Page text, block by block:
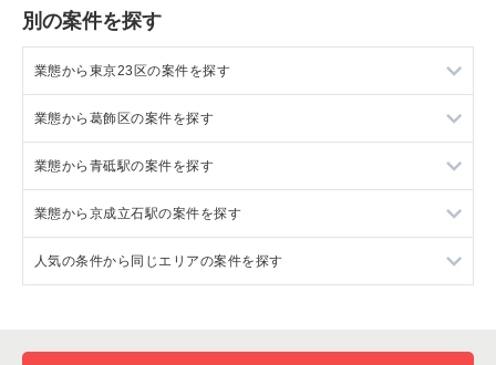
別の案件を探す
業態から東京23区の案件を探す
東京23区のラーメンの居抜き売却物件の案件一覧
東京23区のフランス料理の居抜き売却物件の案件一覧
東京23区のイタリア料理の居抜き売却物件の案件一覧
東京23区の中華の居抜き売却物件の案件一覧
東京23区の寿司の居抜き売却物件の案件一覧
業態から葛飾区の案件を探す
葛飾区のラーメンの居抜き売却物件の案件一覧
葛飾区のイタリア料理の居抜き売却物件の案件一覧
葛飾区の中華の居抜き売却物件の案件一覧
葛飾区の鉄板焼き・お好み焼の居抜き売却物件の案件一覧
業態から青砥駅の案件を探す
青砥駅の中華の居抜き売却物件の案件一覧
青砥駅のアジア料理の居抜き売却物件の案件一覧
青砥駅の居酒屋・ダイニングバーの居抜き売却物件の案件一覧
業態から京成立石駅の案件を探す
京成立石駅の中華の居抜き売却物件の案件一覧
京成立石駅のカフェの居抜き売却物件の案件一覧
人気の条件から同じエリアの案件を探す
葛飾区の1階の飲食店の居抜き売却物件の案件一覧